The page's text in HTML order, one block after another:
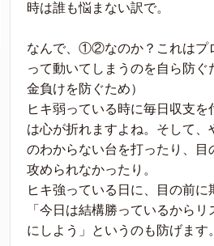
時は誰も悩まない訳で。
なんで、①②なのか？これはプ
って動いてしまうのを自ら防ぐ
金負けを防ぐため）
ヒキ弱っている時に毎日収支を
は心が折れますよね。そして、
のわからない台を打ったり、目
攻められなかったり。
ヒキ強っている日に、目の前に
「今日は結構勝っているからリ
にしよう」というのも防げます。